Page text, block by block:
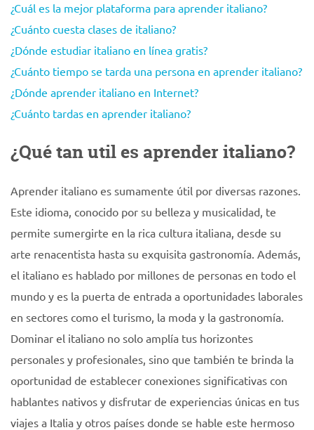
¿Cuál es la mejor plataforma para aprender italiano?
¿Cuánto cuesta clases de italiano?
¿Dónde estudiar italiano en línea gratis?
¿Cuánto tiempo se tarda una persona en aprender italiano?
¿Dónde aprender italiano en Internet?
¿Cuánto tardas en aprender italiano?
¿Qué tan util es aprender italiano?
Aprender italiano es sumamente útil por diversas razones.
Este idioma, conocido por su belleza y musicalidad, te
permite sumergirte en la rica cultura italiana, desde su
arte renacentista hasta su exquisita gastronomía. Además,
el italiano es hablado por millones de personas en todo el
mundo y es la puerta de entrada a oportunidades laborales
en sectores como el turismo, la moda y la gastronomía.
Dominar el italiano no solo amplía tus horizontes
personales y profesionales, sino que también te brinda la
oportunidad de establecer conexiones significativas con
hablantes nativos y disfrutar de experiencias únicas en tus
viajes a Italia y otros países donde se hable este hermoso